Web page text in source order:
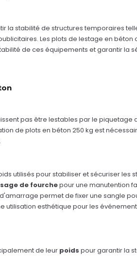
la stabilité de structures temporaires
Les plots de lestage en béton
de ces équipements et garantir la
pas être lestables par le piquetage
de plots en béton 250 kg est
utilisés pour stabiliser et sécuriser les
de fourchepour une manutention
permet de fixer une sangle
utilisation esthétique pour les
de leur poids pour garantir la